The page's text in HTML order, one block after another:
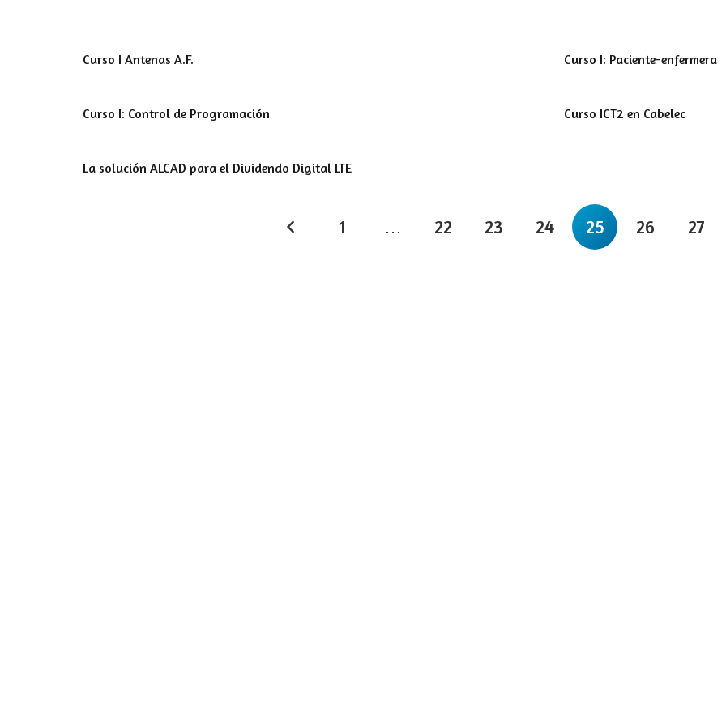
Curso I Antenas A.F. Curso I: Paciente-enfermera
Curso I: Control de Programación Curso ICT2 en Cabelec
La solución ALCAD para el Dividendo Digital LTE
1 … 22 23 24 25 26 27